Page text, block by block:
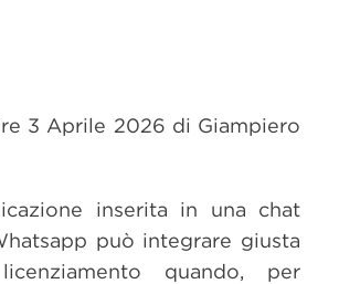
3 Aprile 2026 di Giampiero
inserita in una chat
può integrare giusta
quando, per